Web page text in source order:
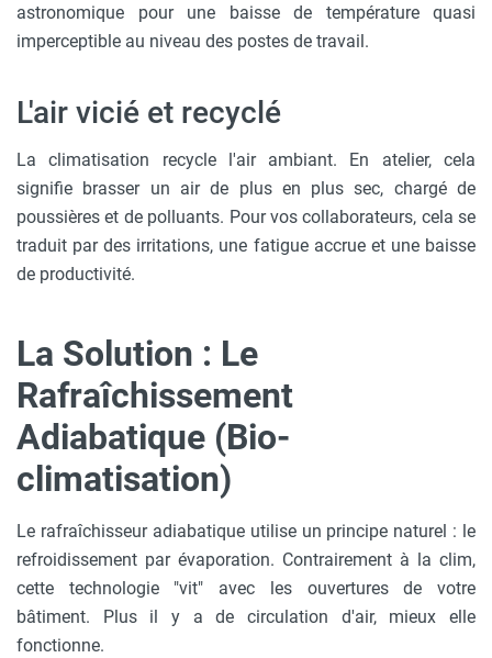
astronomique pour une baisse de température quasi
imperceptible au niveau des postes de travail.
L'air vicié et recyclé
La climatisation recycle l'air ambiant. En atelier, cela
signifie brasser un air de plus en plus sec, chargé de
poussières et de polluants. Pour vos collaborateurs, cela se
traduit par des irritations, une fatigue accrue et une baisse
de productivité.
La Solution : Le
Rafraîchissement
Adiabatique (Bio-
climatisation)
Le rafraîchisseur adiabatique utilise un principe naturel : le
refroidissement par évaporation. Contrairement à la clim,
cette technologie "vit" avec les ouvertures de votre
bâtiment. Plus il y a de circulation d'air, mieux elle
fonctionne.